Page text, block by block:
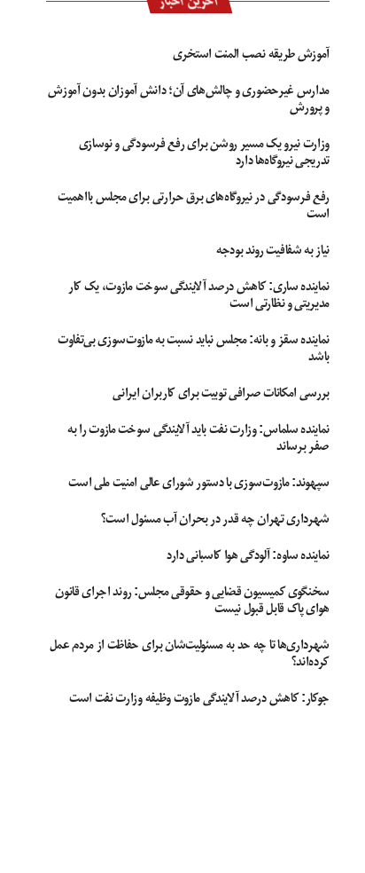
آموزش طریقه نصب المنت استخری
مدارس غیرحضوری و چالش‌های آن؛ دانش آموزان بدون آموزش
و پرورش
وزارت نیرو یک مسیر روشن برای رفع فرسودگی و نوسازی
تدریجی نیروگاه‌ها دارد
رفع فرسودگی در نیروگاه‌های برق حرارتی برای مجلس بااهمیت
است
نیاز به شفافیت روند بودجه
نماینده ساری: کاهش درصد آلایندگی سوخت مازوت، یک کار
مدیریتی و نظارتی است
نماینده سقز و بانه: مجلس نباید نسبت به مازوت‌سوزی بی‌تفاوت
باشد
بررسی امکانات صرافی توبیت برای کاربران ایرانی
نماینده سلماس: وزارت نفت باید آلایندگی سوخت مازوت را به
صفر برساند
سپهوند:‌ مازوت‌سوزی با دستور شورای عالی امنیت ملی است
شهرداری تهران چه قدر در بحران آب مسئول است؟
نماینده ساوه: آلودگی هوا کاسبانی دارد
سخنگوی کمیسیون قضایی و حقوقی مجلس: روند اجرای قانون
هوای پاک قابل قبول نیست
شهرداری‌ها تا چه حد به مسئولیت‌شان برای حفاظت از مردم عمل
کرده‌اند؟
جوکار: کاهش درصد آلایندگی مازوت وظیفه وزارت نفت است